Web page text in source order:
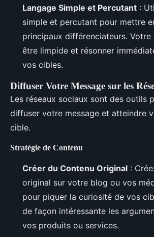
Langage Simple et Percutant :
simple et percutant pour mettre
principaux différenciateurs. Votre
être limpide et résonner
vos cibles.
Diffuser Votre Message sur les
Les réseaux sociaux sont des outils
diffuser votre message et atteindre
cible.
Stratégie de Contenu
Créer du Contenu Original :
original sur votre blog ou vos
pour piquer la curiosité de vos
de façon intéressante les
vos produits ou services.